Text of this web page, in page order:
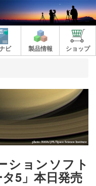
ビ 製品情報 ショップ
ションソフト
5」本日発売